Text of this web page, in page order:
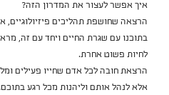
איך אפשר לעצור את המדרון הזה?
הרצאה שחושפת תהליכים פיזיולוגיים,
בתוכנו עם שגרת החיים ויחד עם זה,
לחיות פשוט אחרת.
הרצאת חובה לכל אדם שחייו פעילים
אלא לנהל אותם וליהנות מכל רגע בתוכם.